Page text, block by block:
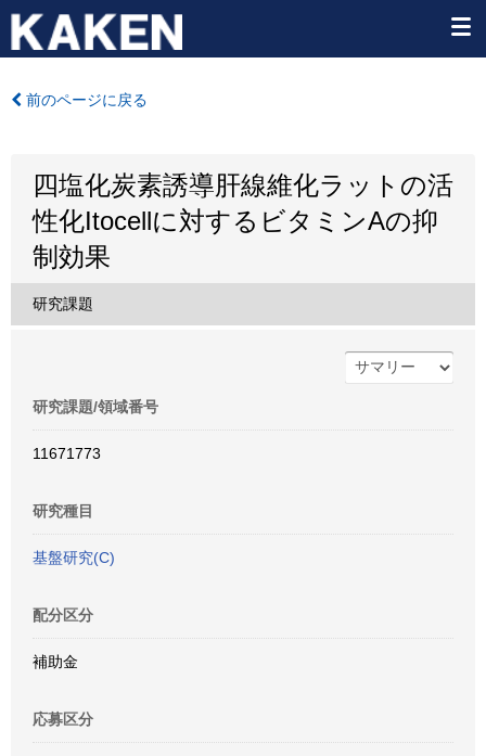
前のページに戻る
四塩化炭素誘導肝線維化ラットの活
性化Itocellに対するビタミンAの抑
制効果
研究課題
研究課題/領域番号
11671773
研究種目
基盤研究(C)
配分区分
補助金
応募区分